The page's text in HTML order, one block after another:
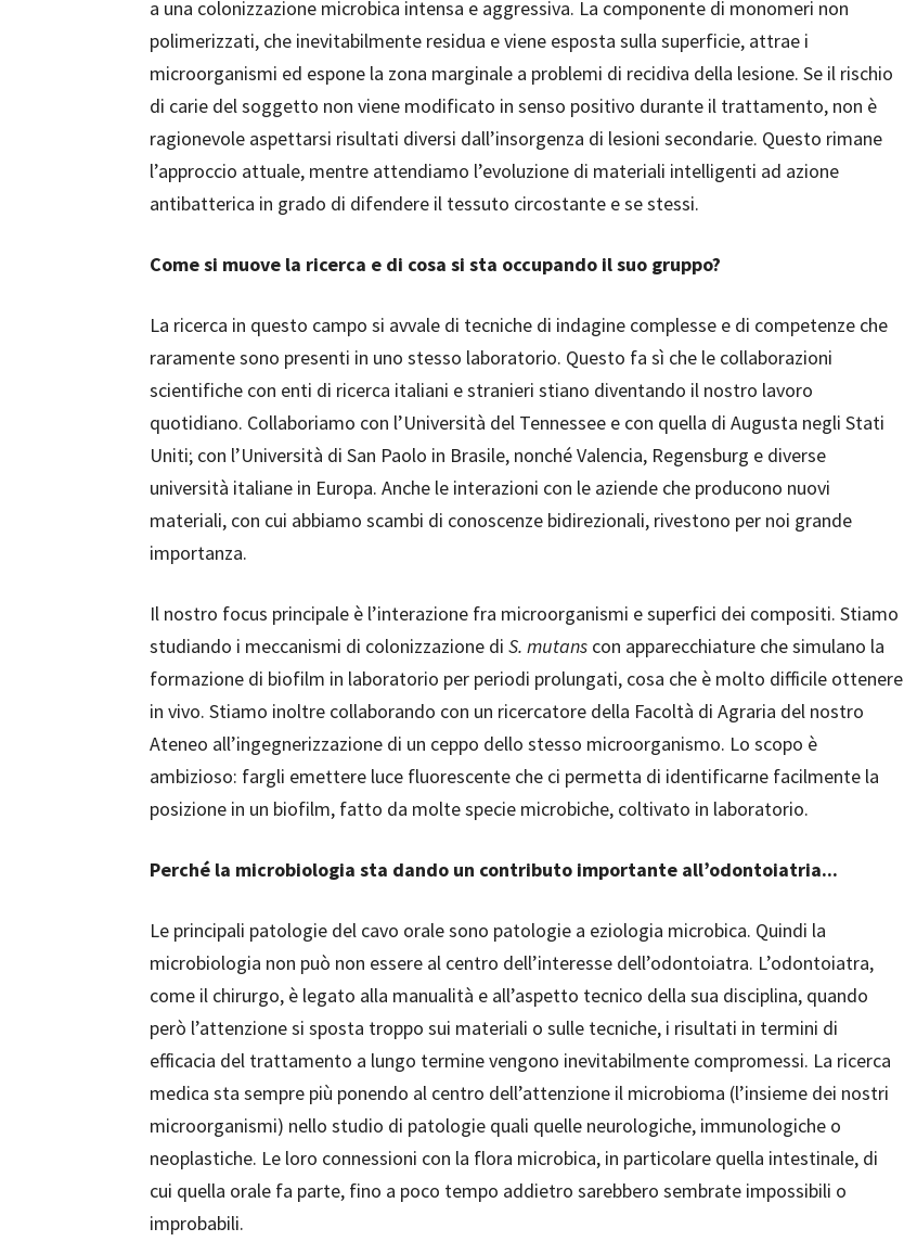
a una colonizzazione microbica intensa e aggressiva. La componente di monomeri non
polimerizzati, che inevitabilmente residua e viene esposta sulla superficie, attrae i
microorganismi ed espone la zona marginale a problemi di recidiva della lesione. Se il rischio
di carie del soggetto non viene modificato in senso positivo durante il trattamento, non è
ragionevole aspettarsi risultati diversi dall’insorgenza di lesioni secondarie. Questo rimane
l’approccio attuale, mentre attendiamo l’evoluzione di materiali intelligenti ad azione
antibatterica in grado di difendere il tessuto circostante e se stessi.
Come si muove la ricerca e di cosa si sta occupando il suo gruppo?
La ricerca in questo campo si avvale di tecniche di indagine complesse e di competenze che
raramente sono presenti in uno stesso laboratorio. Questo fa sì che le collaborazioni
scientifiche con enti di ricerca italiani e stranieri stiano diventando il nostro lavoro
quotidiano. Collaboriamo con l’Università del Tennessee e con quella di Augusta negli Stati
Uniti; con l’Università di San Paolo in Brasile, nonché Valencia, Regensburg e diverse
università italiane in Europa. Anche le interazioni con le aziende che producono nuovi
materiali, con cui abbiamo scambi di conoscenze bidirezionali, rivestono per noi grande
importanza.
Il nostro focus principale è l’interazione fra microorganismi e superfici dei compositi. Stiamo
studiando i meccanismi di colonizzazione di S. mutans con apparecchiature che simulano la
formazione di biofilm in laboratorio per periodi prolungati, cosa che è molto difficile ottenere
in vivo. Stiamo inoltre collaborando con un ricercatore della Facoltà di Agraria del nostro
Ateneo all’ingegnerizzazione di un ceppo dello stesso microorganismo. Lo scopo è
ambizioso: fargli emettere luce fluorescente che ci permetta di identificarne facilmente la
posizione in un biofilm, fatto da molte specie microbiche, coltivato in laboratorio.
Perché la microbiologia sta dando un contributo importante all’odontoiatria...
Le principali patologie del cavo orale sono patologie a eziologia microbica. Quindi la
microbiologia non può non essere al centro dell’interesse dell’odontoiatra. L’odontoiatra,
come il chirurgo, è legato alla manualità e all’aspetto tecnico della sua disciplina, quando
però l’attenzione si sposta troppo sui materiali o sulle tecniche, i risultati in termini di
efficacia del trattamento a lungo termine vengono inevitabilmente compromessi. La ricerca
medica sta sempre più ponendo al centro dell’attenzione il microbioma (l’insieme dei nostri
microorganismi) nello studio di patologie quali quelle neurologiche, immunologiche o
neoplastiche. Le loro connessioni con la flora microbica, in particolare quella intestinale, di
cui quella orale fa parte, fino a poco tempo addietro sarebbero sembrate impossibili o
improbabili.